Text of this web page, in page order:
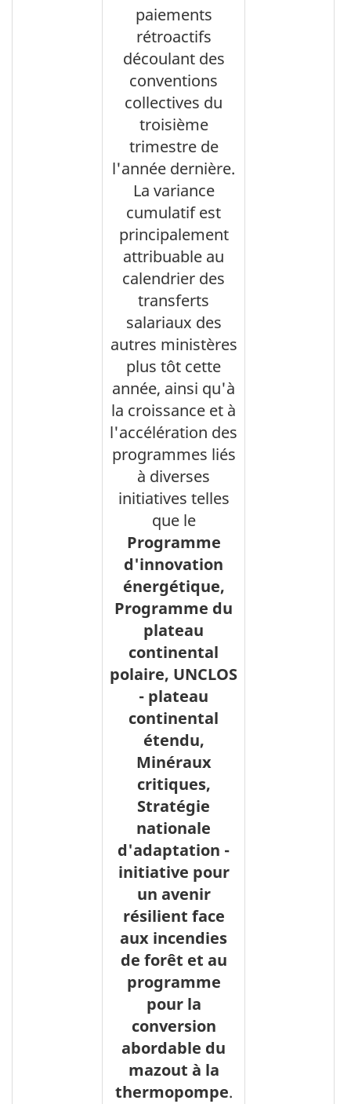
paiements
rétroactifs
découlant des
conventions
collectives du
troisième
trimestre de
l'année dernière.
La variance
cumulatif est
principalement
attribuable au
calendrier des
transferts
salariaux des
autres ministères
plus tôt cette
année, ainsi qu'à
la croissance et à
l'accélération des
programmes liés
à diverses
initiatives telles
que le
Programme
d'innovation
énergétique,
Programme du
plateau
continental
polaire, UNCLOS
- plateau
continental
étendu,
Minéraux
critiques,
Stratégie
nationale
d'adaptation -
initiative pour
un avenir
résilient face
aux incendies
de forêt et au
programme
pour la
conversion
abordable du
mazout à la
thermopompe.